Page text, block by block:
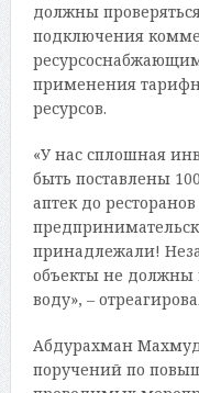
должны
подключения
применения
ресурсов.
«У нас сплошная
быть поставлены
аптек до
принадлежали!
объекты не должны
воду», –
Абдурахман
поручений по